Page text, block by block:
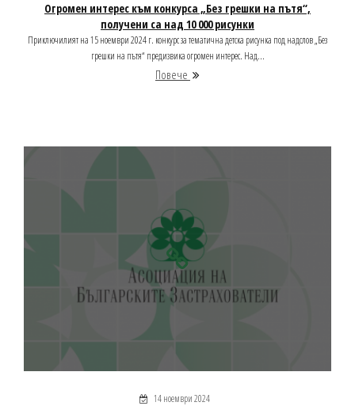
Огромен интерес към конкурса „Без грешки на пътя“,
получени са над 10 000 рисунки
Приключилият на 15 ноември 2024 г. конкурс за тематична детска рисунка под надслов „Без
грешки на пътя“ предизвика огромен интерес. Над...
Повече
14 ноември 2024